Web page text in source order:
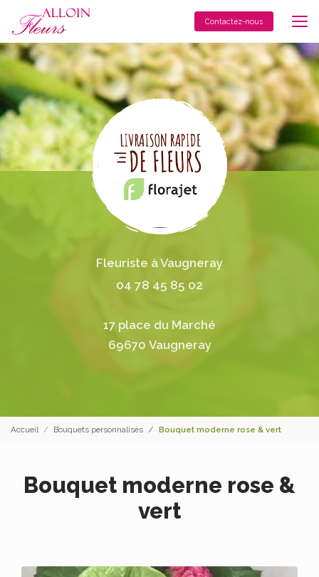
contenu
principal
Contactez-nous
Fleuriste à Vaugneray
04 78 45 85 02
17 place du Marché
69670 Vaugneray
Accueil Bouquets personnalisés Bouquet moderne rose & vert
Bouquet moderne rose &
vert